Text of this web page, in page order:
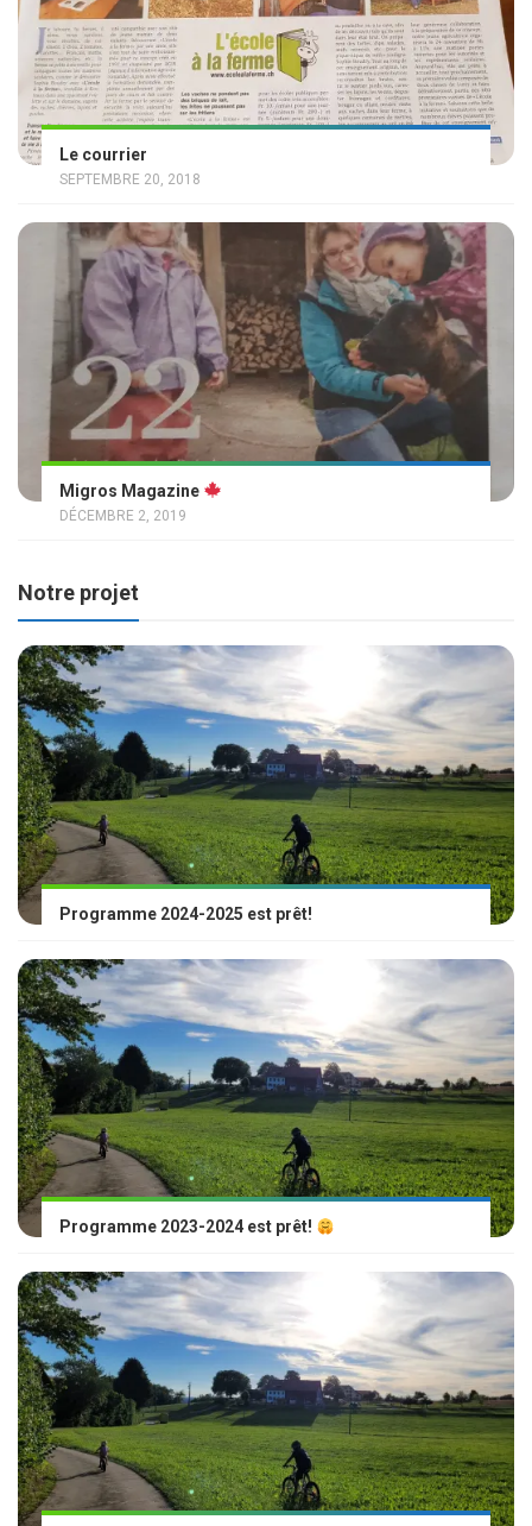
Le courrier
SEPTEMBRE 20, 2018
Migros Magazine
DÉCEMBRE 2, 2019
Notre projet
Programme 2024-2025 est prêt!
Programme 2023-2024 est prêt!